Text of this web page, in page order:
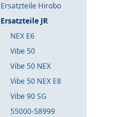
Ersatzteile Hirobo
Ersatzteile JR
NEX E6
Vibe 50
Vibe 50 NEX
Vibe 50 NEX E8
Vibe 90 SG
55000-58999